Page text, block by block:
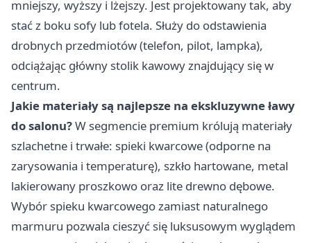
mniejszy, wyższy i lżejszy. Jest projektowany tak, aby
stać z boku sofy lub fotela. Służy do odstawienia
drobnych przedmiotów (telefon, pilot, lampka),
odciążając główny stolik kawowy znajdujący się w
centrum.
Jakie materiały są najlepsze na ekskluzywne ławy
do salonu?W segmencie premium królują materiały
szlachetne i trwałe: spieki kwarcowe (odporne na
zarysowania i temperaturę), szkło hartowane, metal
lakierowany proszkowo oraz lite drewno dębowe.
Wybór spieku kwarcowego zamiast naturalnego
marmuru pozwala cieszyć się luksusowym wyglądem